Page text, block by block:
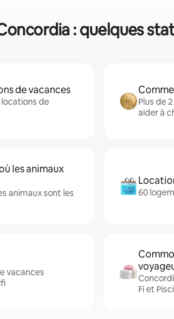
: quelques
de vacances
de
Plus de
aider à
les animaux
animaux sont les
60
vacances
Fi et